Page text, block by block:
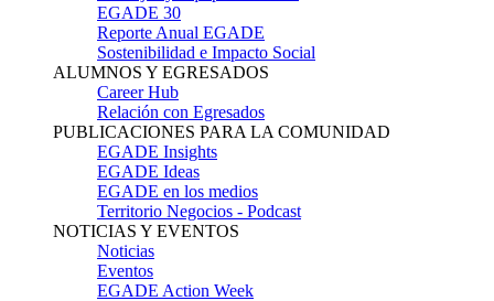
EGADE 30
Reporte Anual EGADE
Sostenibilidad e Impacto Social
ALUMNOS Y EGRESADOS
Career Hub
Relación con Egresados
PUBLICACIONES PARA LA COMUNIDAD
EGADE Insights
EGADE Ideas
EGADE en los medios
Territorio Negocios - Podcast
NOTICIAS Y EVENTOS
Noticias
Eventos
EGADE Action Week